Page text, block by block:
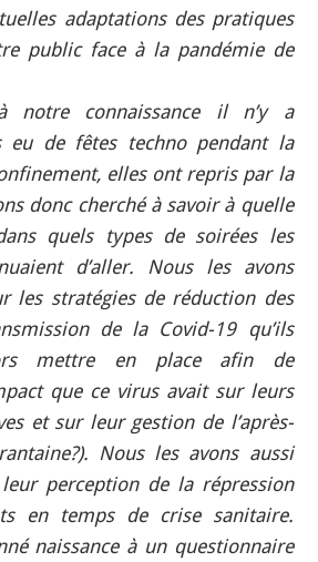
adaptations des pratiques
public face à la pandémie de
notre connaissance il n’y a
eu de fêtes techno pendant la
elles ont repris par la
donc cherché à savoir à quelle
quels types de soirées les
d’aller. Nous les avons
les stratégies de réduction des
de la Covid-19 qu’ils
mettre en place afin de
que ce virus avait sur leurs
et sur leur gestion de l’après-
Nous les avons aussi
perception de la répression
en temps de crise sanitaire.
naissance à un questionnaire